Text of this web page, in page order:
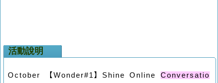
活動說明
October 【Wonder#1 】 Shine Online Conversatio